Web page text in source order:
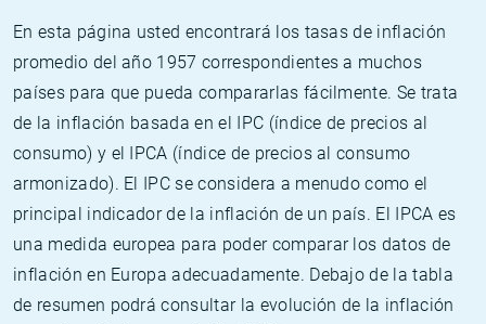
En esta página usted encontrará los tasas de inflación
promedio del año 1957 correspondientes a muchos
países para que pueda compararlas fácilmente. Se trata
de la inflación basada en el IPC (índice de precios al
consumo) y el IPCA (índice de precios al consumo
armonizado). El IPC se considera a menudo como el
principal indicador de la inflación de un país. El IPCA es
una medida europea para poder comparar los datos de
inflación en Europa adecuadamente. Debajo de la tabla
de resumen podrá consultar la evolución de la inflación